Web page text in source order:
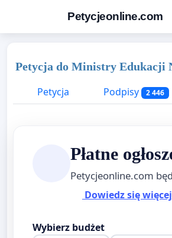
Petycjeonline.com
Petycja do Ministry Edukacji
Petycja
Podpisy 2 446
Płatne
Petycjeonline.com
Dowiedz się
Wybierz budżet